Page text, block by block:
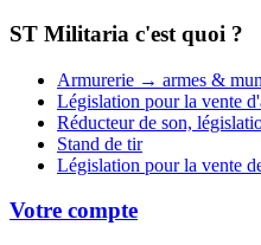
ST Militaria c'est quoi ?
Armurerie → armes &
Législation pour la vente
Réducteur de son,
Stand de tir
Législation pour la vente
Votre compte